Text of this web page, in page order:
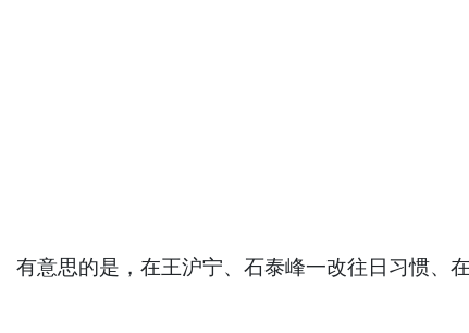
有意思的是，在王沪宁、石泰峰一改往日习惯、